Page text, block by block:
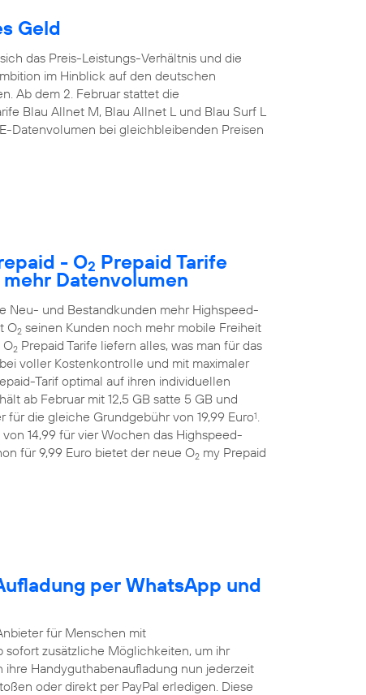
Geld
das Preis-Leistungs-Verhältnis und die
im Hinblick auf den deutschen
Ab dem 2. Februar stattet die
Blau Allnet M, Blau Allnet L und Blau Surf L
Datenvolumen bei gleichbleibenden Preisen
- O2 Prepaid Tarife
Datenvolumen
Neu- und Bestandkunden mehr Highspeed-
O2 seinen Kunden noch mehr mobile Freiheit
O2 Prepaid Tarife liefern alles, was man für das
voller Kostenkontrolle und mit maximaler
Tarif optimal auf ihren individuellen
ab Februar mit 12,5 GB satte 5 GB und
für die gleiche Grundgebühr von 19,99 Euro1.
14,99 für vier Wochen das Highspeed-
für 9,99 Euro bietet der neue O2 my Prepaid
per WhatsApp und
für Menschen mit
zusätzliche Möglichkeiten, um ihr
Handyguthabenaufladung nun jederzeit
oder direkt per PayPal erledigen. Diese